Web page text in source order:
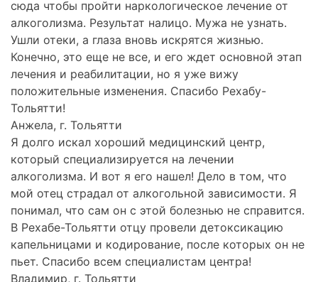
сюда чтобы пройти наркологическое лечение от
алкоголизма. Результат налицо. Мужа не узнать.
Ушли отеки, а глаза вновь искрятся жизнью.
Конечно, это еще не все, и его ждет основной этап
лечения и реабилитации, но я уже вижу
положительные изменения. Спасибо Рехабу-
Тольятти!
Анжела, г. Тольятти
Я долго искал хороший медицинский центр,
который специализируется на лечении
алкоголизма. И вот я его нашел! Дело в том, что
мой отец страдал от алкогольной зависимости. Я
понимал, что сам он с этой болезнью не справится.
В Рехабе-Тольятти отцу провели детоксикацию
капельницами и кодирование, после которых он не
пьет. Спасибо всем специалистам центра!
Владимир, г. Тольятти